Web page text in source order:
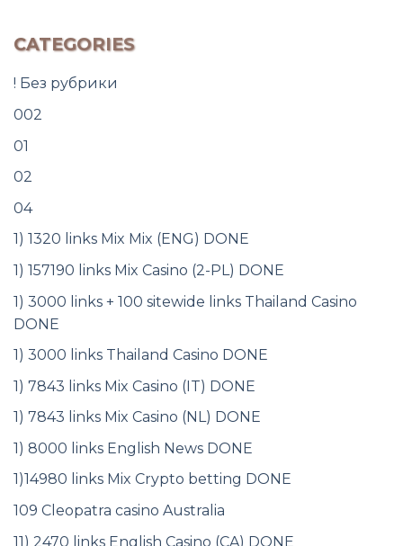
CATEGORIES
! Без рубрики
002
01
02
04
1) 1320 links Mix Mix (ENG) DONE
1) 157190 links Mix Casino (2-PL) DONE
1) 3000 links + 100 sitewide links Thailand Casino
DONE
1) 3000 links Thailand Casino DONE
1) 7843 links Mix Casino (IT) DONE
1) 7843 links Mix Casino (NL) DONE
1) 8000 links English News DONE
1)14980 links Mix Crypto betting DONE
109 Cleopatra casino Australia
11) 2470 links English Casino (CA) DONE